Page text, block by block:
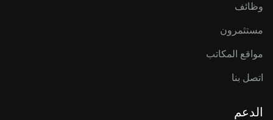
وظائف
مستثمرون
مواقع المكاتب
اتصل بنا
الدعم